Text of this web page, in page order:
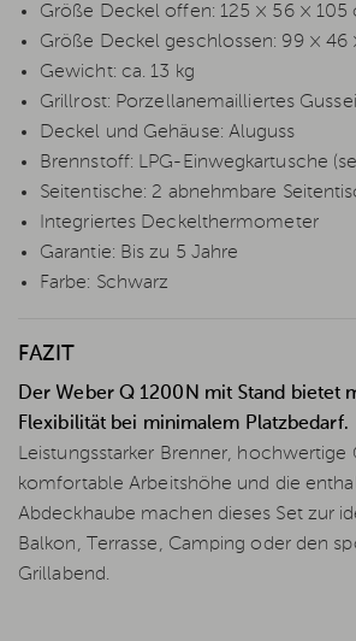
Größe Deckel offen: 125 × 56 × 105
Größe Deckel geschlossen: 99 × 46
Gewicht: ca. 13 kg
Grillrost: Porzellanemailliertes
Deckel und Gehäuse: Aluguss
Brennstoff: LPG-Einwegkartusche
Seitentische: 2 abnehmbare
Integriertes Deckelthermometer
Garantie: Bis zu 5 Jahre
Farbe: Schwarz
FAZIT
Der Weber Q 1200N mit Stand bietet
Flexibilität bei minimalem Platzbedarf.
Leistungsstarker Brenner, hochwertige
komfortable Arbeitshöhe und die
Abdeckhaube machen dieses Set zur
Balkon, Terrasse, Camping oder den
Grillabend.